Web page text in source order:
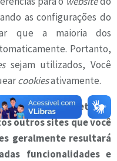
as configurações do
que a maioria dos
Portanto,
sejam utilizados, Você
cookiesativamente.
de cookies afetará a
outros sites que você
geralmente resultará
funcionalidades e